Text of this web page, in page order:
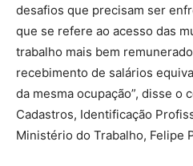
desafios que precisam ser
que se refere ao acesso das
trabalho mais bem
recebimento de salários
da mesma ocupação”, disse o
Cadastros, Identificação
Ministério do Trabalho, Felipe